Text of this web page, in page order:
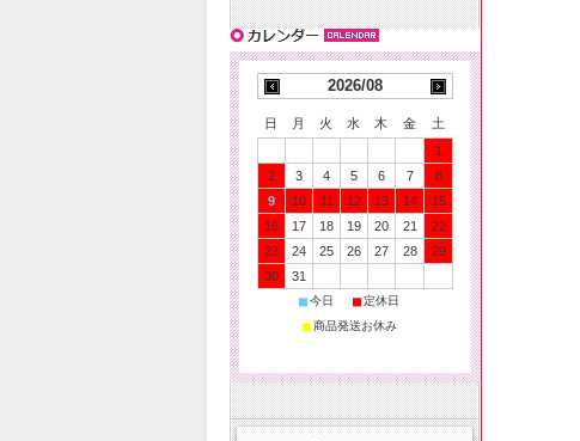
2026/08
日 月 火 水 木 金
土
1
2
3 4 5 6 7
8
9
10 11 12 13 14
15
16
17 18 19 20 21
22
23
24 25 26 27 28
29
30
31
■今日 ■定休日
■ 商品発送お休み